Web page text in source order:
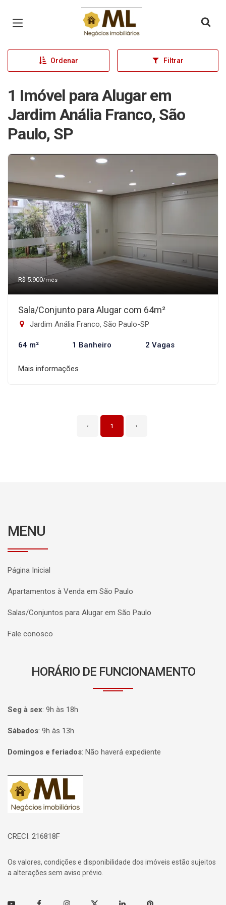
Página inicial
Ordenar Filtrar
1 Imóvel para Alugar em
Jardim Anália Franco, São
Paulo, SP
R$ 5.900/mês
Sala/Conjunto para Alugar com 64m²
Jardim Anália Franco, São Paulo-SP
64 m² 1 Banheiro 2 Vagas
Mais informações
‹ 1 ›
MENU
Página Inicial
Apartamentos à Venda em São Paulo
Salas/Conjuntos para Alugar em São Paulo
Fale conosco
HORÁRIO DE FUNCIONAMENTO
Seg à sex: 9h às 18h
Sábados: 9h às 13h
Domingos e feriados: Não haverá expediente
Página inicial
CRECI: 216818F
Os valores, condições e disponibilidade dos imóveis estão sujeitos
a alterações sem aviso prévio.